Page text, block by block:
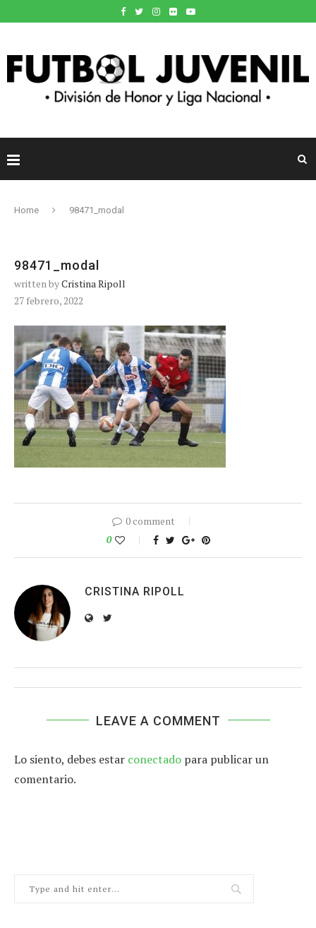
Home 98471_modal
98471_modal
written byCristina Ripoll
27 febrero, 2022
0 comment
0
CRISTINA RIPOLL
LEAVE A COMMENT
Lo siento, debes estar conectado para publicar un
comentario.